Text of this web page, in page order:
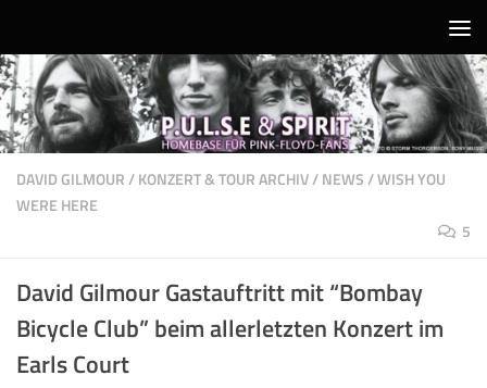
DAVID GILMOUR/KONZERT & TOUR ARCHIV/NEWS/WISH YOU
WERE HERE
5
David Gilmour Gastauftritt mit “Bombay
Bicycle Club” beim allerletzten Konzert im
Earls Court